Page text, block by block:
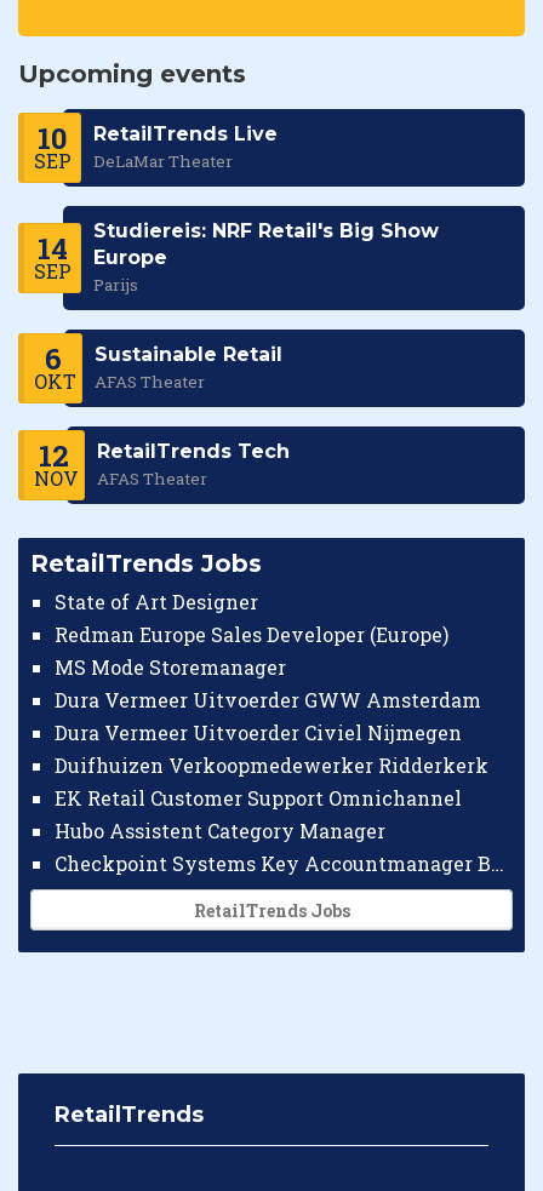
Upcoming events
10
SEP
RetailTrends Live
DeLaMar Theater
14
SEP
Studiereis: NRF Retail's Big Show
Europe
Parijs
6
OKT
Sustainable Retail
AFAS Theater
12
NOV
RetailTrends Tech
AFAS Theater
RetailTrends Jobs
State of Art Designer
Redman Europe Sales Developer (Europe)
MS Mode Storemanager
Dura Vermeer Uitvoerder GWW Amsterdam
Dura Vermeer Uitvoerder Civiel Nijmegen
Duifhuizen Verkoopmedewerker Ridderkerk
EK Retail Customer Support Omnichannel
Hubo Assistent Category Manager
Checkpoint Systems Key Accountmanager Benelux
RetailTrends Jobs
RetailTrends